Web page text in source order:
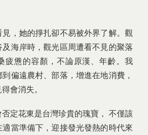
，她的掙扎卻不易被外界了解。觀
海岸時，觀光區周遭看不見的聚落
疲憊的容顏，不論原漢、年齡。我
偏遠農村、部落，增進在地消費，
會消失。
定花東是台灣珍貴的瑰寶， 不僅該
適當準備下，迎接發光發熱的時代來